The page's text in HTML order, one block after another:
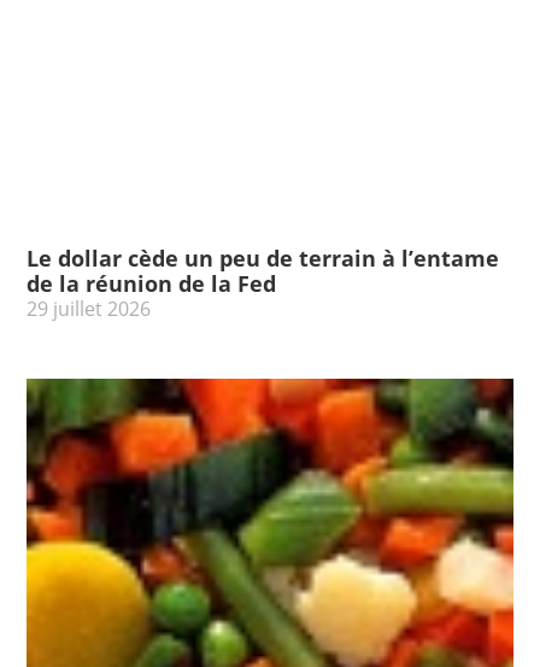
Le dollar cède un peu de terrain à l’entame
de la réunion de la Fed
29 juillet 2026